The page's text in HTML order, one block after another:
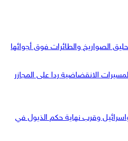
الصواريخ والطائرات فوق أجوائها
الانقضاضية ردا على المجازر
وقرب نهاية حكم الذيول في